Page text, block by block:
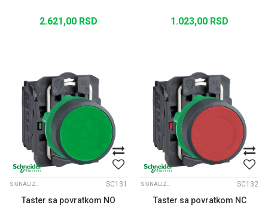
2.621,00 RSD 1.023,00 RSD
SIGNALIZACIJA FI22 XB5 SC131
Taster sa povratkom NO
SIGNALIZACIJA FI22 XB5 SC132
Taster sa povratkom NC